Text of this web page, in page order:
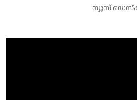
ന്യൂസ്